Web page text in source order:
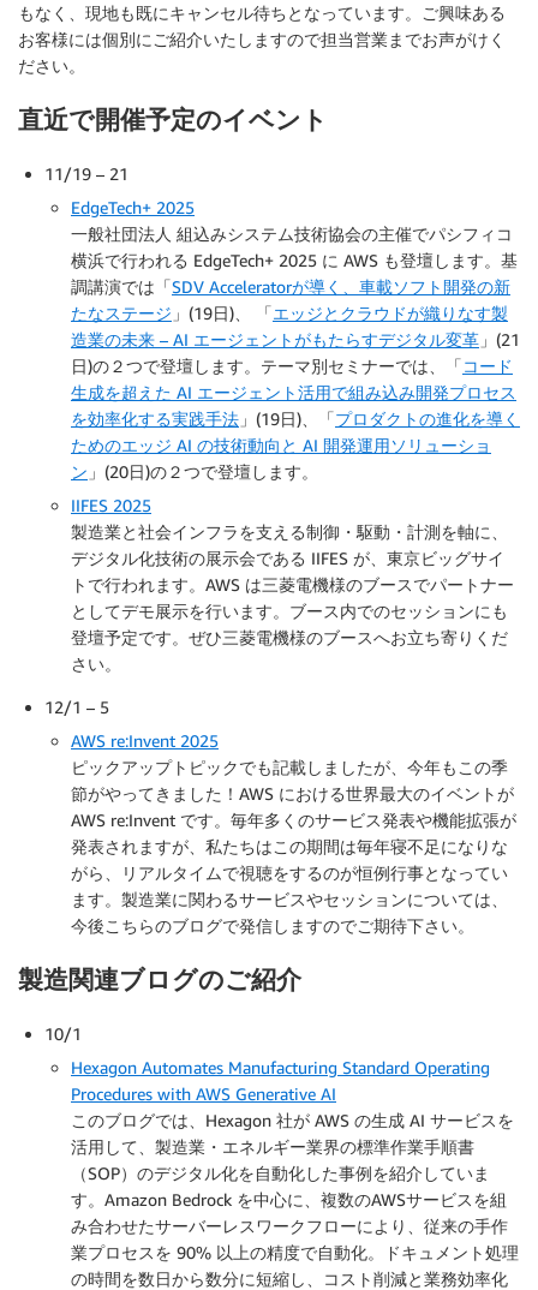
もなく、現地も既にキャンセル待ちとなっています。ご興味ある
お客様には個別にご紹介いたしますので担当営業までお声がけく
ださい。
直近で開催予定のイベント
11/19 – 21
EdgeTech+ 2025
一般社団法人 組込みシステム技術協会の主催でパシフィコ
横浜で行われる EdgeTech+ 2025 に AWS も登壇します。基
調講演では「SDV Acceleratorが導く、車載ソフト開発の新
たなステージ 」(19日)、 「エッジとクラウドが織りなす製
造業の未来 – AI エージェントがもたらすデジタル変革 」(21
日)の２つで登壇します。テーマ別セミナーでは、「コード
生成を超えた AI エージェント活用で組み込み開発プロセス
を効率化する実践手法 」(19日)、「プロダクトの進化を導く
ためのエッジ AI の技術動向と AI 開発運用ソリューショ
ン 」(20日)の２つで登壇します。
IIFES 2025
製造業と社会インフラを支える制御・駆動・計測を軸に、
デジタル化技術の展示会である IIFES が、東京ビッグサイ
トで行われます。AWS は三菱電機様のブースでパートナー
としてデモ展示を行います。ブース内でのセッションにも
登壇予定です。ぜひ三菱電機様のブースへお立ち寄りくだ
さい。
12/1 – 5
AWS re:Invent 2025
ピックアップトピックでも記載しましたが、今年もこの季
節がやってきました！AWS における世界最大のイベントが
AWS re:Invent です。毎年多くのサービス発表や機能拡張が
発表されますが、私たちはこの期間は毎年寝不足になりな
がら、リアルタイムで視聴をするのが恒例行事となってい
ます。製造業に関わるサービスやセッションについては、
今後こちらのブログで発信しますのでご期待下さい。
製造関連ブログのご紹介
10/1
Hexagon Automates Manufacturing Standard Operating
Procedures with AWS Generative AI
このブログでは、Hexagon 社が AWS の生成 AI サービスを
活用して、製造業・エネルギー業界の標準作業手順書
（SOP）のデジタル化を自動化した事例を紹介していま
す。Amazon Bedrock を中心に、複数のAWSサービスを組
み合わせたサーバーレスワークフローにより、従来の手作
業プロセスを 90% 以上の精度で自動化。ドキュメント処理
の時間を数日から数分に短縮し、コスト削減と業務効率化